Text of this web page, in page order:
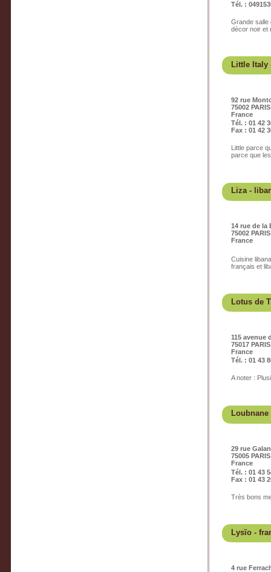
Tél. :
Grande salle
décor noir et
Little Italy
92 rue
75002 PARIS
France
Tél. : 01 42
Fax : 01 42
Little parce
parce que
Liza-
14 rue de la
75002 PARIS
France
Cuisine
français et
Lotus de
115 avenue
75017 PARIS
France
Tél. : 01 43
A noter :
Loubnane
29 rue
75005 PARIS
France
Tél. : 01 43
Fax : 01 43
Très bons
Lysïo -
4 rue